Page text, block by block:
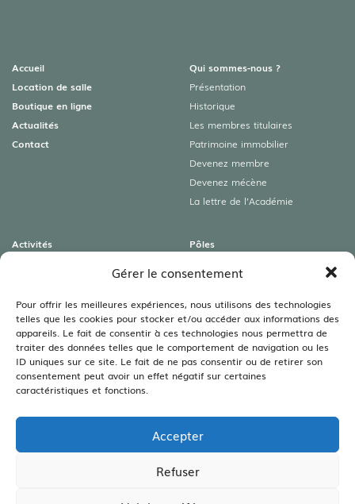
Gérer le consentement
Pour offrir les meilleures expériences, nous utilisons des technologies
telles que les cookies pour stocker et/ou accéder aux informations des
appareils. Le fait de consentir à ces technologies nous permettra de
traiter des données telles que le comportement de navigation ou les
ID uniques sur ce site. Le fait de ne pas consentir ou de retirer son
consentement peut avoir un effet négatif sur certaines
caractéristiques et fonctions.
Accepter
Refuser
Accueil
Location de salle
Boutique en ligne
Actualités
Contact
Qui sommes-nous ?
Présentation
Historique
Les membres titulaires
Patrimoine immobilier
Devenez membre
Devenez mécène
La lettre de l’Académie
Activités
Expositions
Visites guidées
Rencontres autour du livre
Pôles
Art roman & Autres patrimoines
Lamartine
Littéraire
Sciences
Viticulture – Agriculture –
Environnement
Les annales